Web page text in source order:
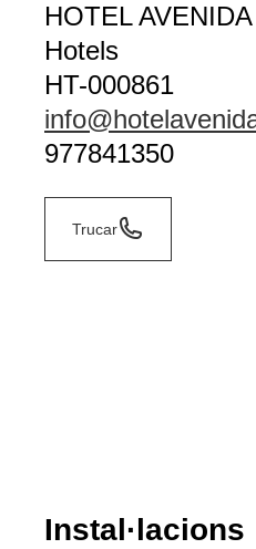
HOTEL AVENIDA
Hotels
HT-000861
977841350
Trucar
Instal·lacions